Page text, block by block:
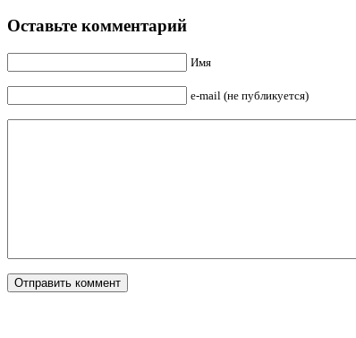
Оставьте комментарий
Имя
e-mail (не публикуется)